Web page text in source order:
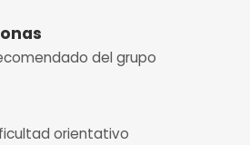
del grupo
orientativo